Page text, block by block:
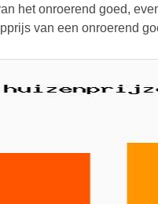
het onroerend goed,
van een onroerend